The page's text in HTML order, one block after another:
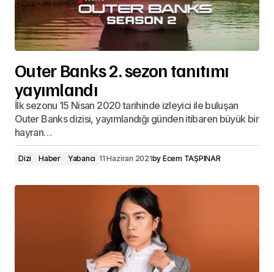
Outer Banks 2. sezon tanıtımı
yayımlandı
İlk sezonu 15 Nisan 2020 tarihinde izleyici ile buluşan
Outer Banks dizisi, yayımlandığı günden itibaren büyük bir
hayran…
Dizi Haber Yabancı 11 Haziran 2021by Ecem TAŞPINAR